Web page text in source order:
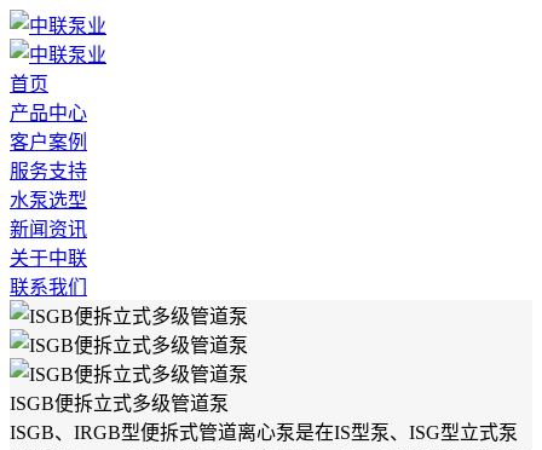
首页
产品中心
客户案例
服务支持
水泵选型
新闻资讯
关于中联
联系我们
ISGB便拆立式多级管道泵
ISGB、IRGB型便拆式管道离心泵是在IS型泵、ISG型立式泵